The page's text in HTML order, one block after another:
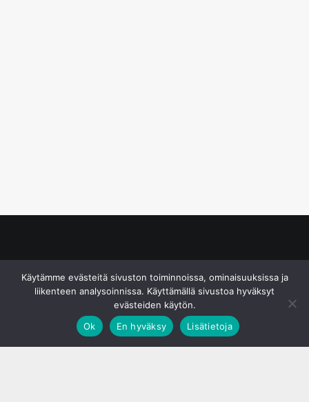
Käytämme evästeitä sivuston toiminnoissa, ominaisuuksissa ja
liikenteen analysoinnissa. Käyttämällä sivustoa hyväksyt
evästeiden käytön.
Ok
En hyväksy Lisätietoja